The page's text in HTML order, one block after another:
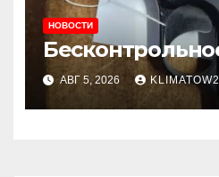
НОВОСТИ
АВГ 5, 2026